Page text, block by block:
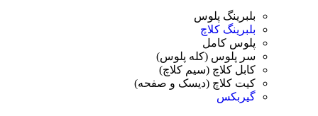
بلبرینگ پلوس
بلبرینگ کلاچ
پلوس کامل
سر پلوس (کله پلوس)
کابل کلاچ (سیم کلاچ)
کیت کلاچ (دیسک و صفحه)
گیربکس